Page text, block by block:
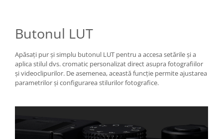
Butonul LUT
Apăsați pur și simplu butonul LUT pentru a accesa setările și a
aplica stilul dvs. cromatic personalizat direct asupra fotografiilor
și videoclipurilor. De asemenea, această funcție permite ajustarea
parametrilor și configurarea stilurilor fotografice.